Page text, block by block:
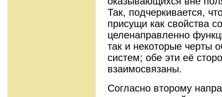
Так, подчеркивается,
присущи как свойства
целенаправленно
так и некоторые черты
систем; обе эти её
взаимосвязаны.
Согласно второму